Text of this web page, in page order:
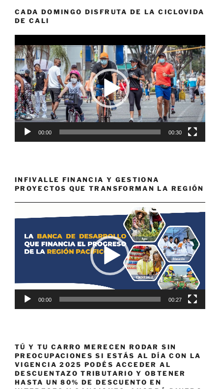
CADA DOMINGO DISFRUTA DE LA CICLOVIDA
DE CALI
de
vídeo
00:00 00:30
INFIVALLE FINANCIA Y GESTIONA
PROYECTOS QUE TRANSFORMAN LA REGIÓN
de
00:00 00:27
TÚ Y TU CARRO MERECEN RODAR SIN
PREOCUPACIONES SI ESTÁS AL DÍA CON LA
VIGENCIA 2025 PODÉS ACCEDER AL
DESCUENTAZO TRIBUTARIO Y OBTENER
HASTA UN 80% DE DESCUENTO EN